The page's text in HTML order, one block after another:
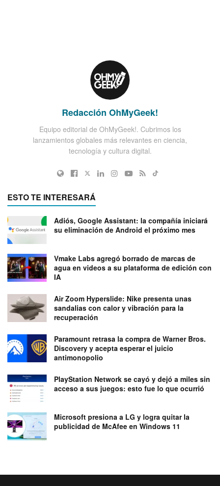
Redacción OhMyGeek!
Equipo editorial de OhMyGeek!. Cubrimos los
lanzamientos globales más relevantes en ciencia,
tecnología y cultura digital.
ESTO TE INTERESARÁ
Adiós, Google Assistant: la compañía iniciará
su eliminación de Android el próximo mes
Vmake Labs agregó borrado de marcas de
agua en videos a su plataforma de edición con
IA
Air Zoom Hyperslide: Nike presenta unas
sandalias con calor y vibración para la
recuperación
Paramount retrasa la compra de Warner Bros.
Discovery y acepta esperar el juicio
antimonopolio
PlayStation Network se cayó y dejó a miles sin
acceso a sus juegos: esto fue lo que ocurrió
Microsoft presiona a LG y logra quitar la
publicidad de McAfee en Windows 11